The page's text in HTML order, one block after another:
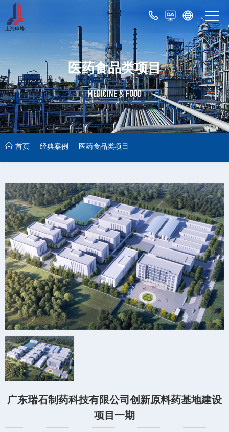
医药食品类项目
MEDICINE & FOOD
首页 经典案例 医药食品类项目
广东瑞石制药科技有限公司创新原料药基地建设
项目一期